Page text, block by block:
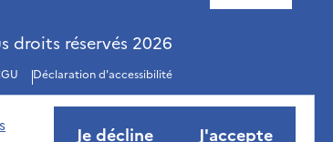
Je décline J'accepte
droits réservés 2026
Déclaration d'accessibilité